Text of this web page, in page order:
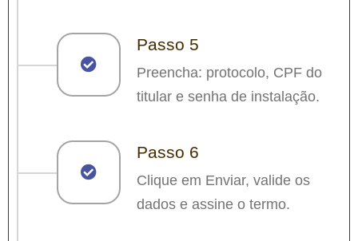
Passo 5
Preencha: protocolo, CPF do
titular e senha de instalação.
Passo 6
Clique em Enviar, valide os
dados e assine o termo.